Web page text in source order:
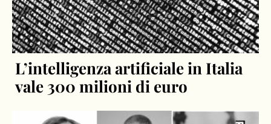
L’intelligenza artificiale in Italia
vale 300 milioni di euro